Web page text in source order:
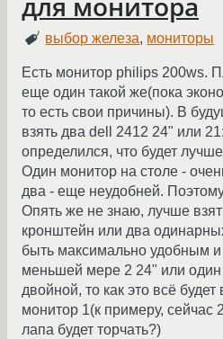
выбор железа, мониторы
Есть монитор philips 200ws.
еще один такой же(пока
то есть свои причины). В
взять два dell 2412 24" или
определился, что будет
Один монитор на столе -
два - еще неудобней.
Опять же не знаю, лучше
кронштейн или два
быть максимально удобным
меньшей мере 2 24" или один
двойной, то как это всё будет
монитор 1(к примеру, сейчас
лапа будет торчать?)